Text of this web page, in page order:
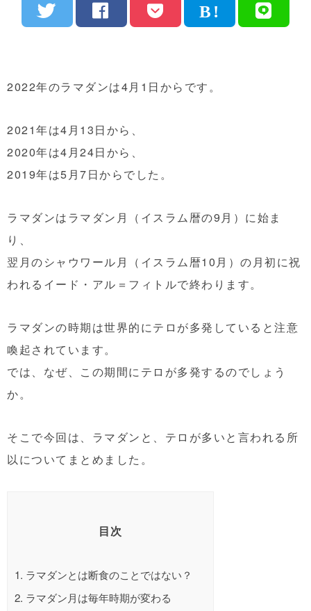
2022年のラマダンは4月1日からです。
2021年は4月13日から、
2020年は4月24日から、
2019年は5月7日からでした。
ラマダンはラマダン月（イスラム暦の9月）に始ま
り、
翌月のシャウワール月（イスラム暦10月）の月初に祝
われるイード・アル＝フィトルで終わります。
ラマダンの時期は世界的にテロが多発していると注意
喚起されています。
では、なぜ、この期間にテロが多発するのでしょう
か。
そこで今回は、ラマダンと、テロが多いと言われる所
以についてまとめました。
目次
1. ラマダンとは断食のことではない？
2. ラマダン月は毎年時期が変わる